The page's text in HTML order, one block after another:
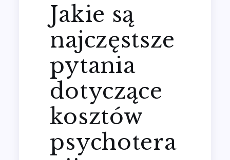
Jakie są
najczęstsze
pytania
dotyczące
kosztów
psychotera